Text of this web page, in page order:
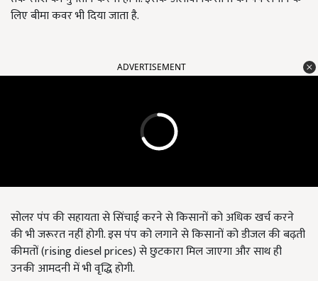
लिए बीमा कवर भी दिया जाता है.
ADVERTISEMENT
सोलर पंप की सहायता से सिंचाई करने से किसानों को अधिक खर्च करने
की भी जरूरत नहीं होगी. इस पंप को लगाने से किसानों को डीजल की बढ़ती
कीमतों (rising diesel prices) से छुटकारा मिल जाएगा और साथ ही
उनकी आमदनी में भी वृद्धि होगी.